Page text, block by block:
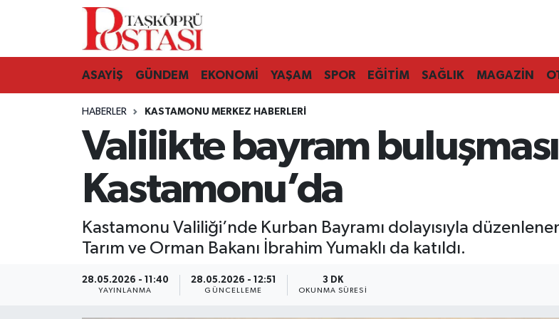
ASAYİŞ GÜNDEM EKONOMİ YAŞAM SPOR EĞİTİM SAĞLIK MAGAZİN
HABERLER KASTAMONU MERKEZ HABERLERI
Valilikte bayram
Kastamonu’da
Kastamonu Valiliği’nde Kurban Bayramı dolayısıyla
Tarım ve Orman Bakanı İbrahim Yumaklı da katıldı.
28.05.2026 - 11:40
YAYINLANMA
28.05.2026 - 12:51
GÜNCELLEME
3 DK
OKUNMA SÜRESI
Kastamonu Vefat Edenler
Araç Haberleri
Azdavay Haberleri
Bozkurt Haberleri